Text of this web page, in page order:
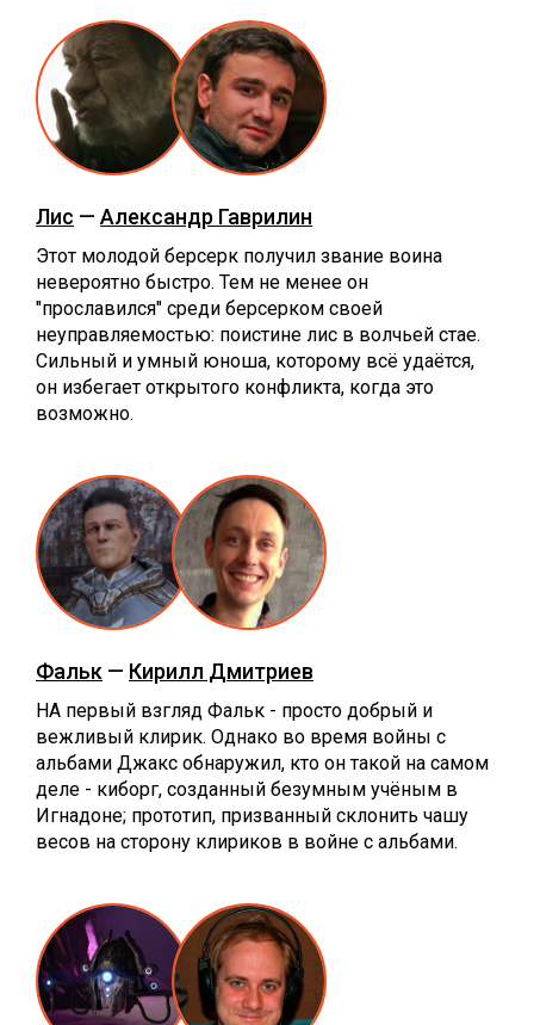
Лис — Александр Гаврилин
Этот молодой берсерк получил звание воина
невероятно быстро. Тем не менее он
"прославился" среди берсерком своей
неуправляемостью: поистине лис в волчьей стае.
Сильный и умный юноша, которому всё удаётся,
он избегает открытого конфликта, когда это
возможно.
Фальк — Кирилл Дмитриев
НА первый взгляд Фальк - просто добрый и
вежливый клирик. Однако во время войны с
альбами Джакс обнаружил, кто он такой на самом
деле - киборг, созданный безумным учёным в
Игнадоне; прототип, призванный склонить чашу
весов на сторону клириков в войне с альбами.